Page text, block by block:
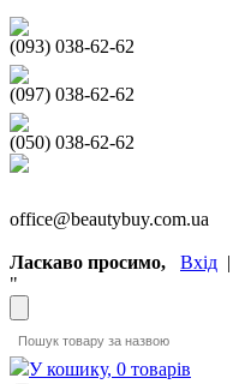
(093) 038-62-62
(097) 038-62-62
(050) 038-62-62
office@beautybuy.com.ua
Ласкаво просимо, Вхід |
"
У кошику, 0 товарів